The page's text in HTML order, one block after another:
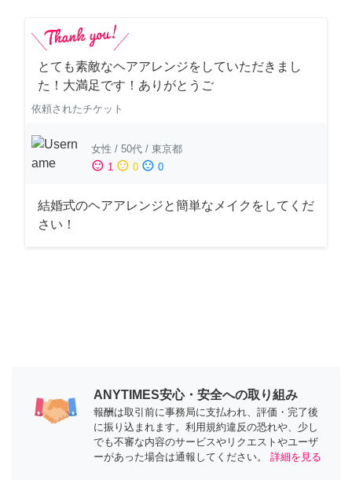
とても素敵なヘアアレンジをしていただきまし
た！大満足です！ありがとうご
依頼されたチケット
女性 / 50代 / 東京都
sentiment_satisfied 1 sentiment_neutral 0 sentiment_dissatisfied 0
結婚式のヘアアレンジと簡単なメイクをしてくだ
さい！
ANYTIMES安心・安全への取り組み
報酬は取引前に事務局に支払われ、評価・完了後
に振り込まれます。利用規約違反の恐れや、少し
でも不審な内容のサービスやリクエストやユーザ
ーがあった場合は通報してください。
詳細を見る